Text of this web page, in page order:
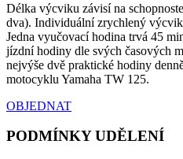
Délka výcviku závisí na
dva). Individuální zrychlený
Jedna vyučovací hodina trvá 45
jízdní hodiny dle svých časových
nejvýše dvě praktické hodiny
motocyklu Yamaha TW 125.
OBJEDNAT
PODMÍNKY UDĚLENÍ